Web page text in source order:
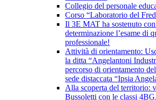
Collegio del personale
Corso “Laboratorio del
Il 3E MAT ha sostenuto
determinazione l’esame di
professionale!
Attività di orientamento:
la ditta “Angelantoni
percorso di orientamento
sede distaccata “Ipsia
Alla scoperta del territorio:
Bussoletti con le classi